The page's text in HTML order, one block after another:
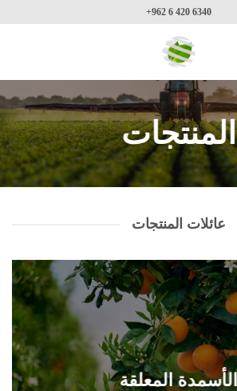
+962 6 420 6340
المنتجات
عائلات المنتجات
الأسمدة المعلقة